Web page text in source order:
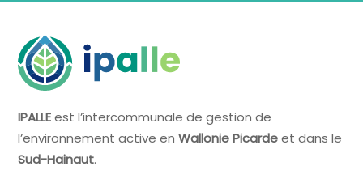
IPALLEest l’intercommunale de gestion de
l’environnement active enWallonie Picardeet dans le
Sud-Hainaut.